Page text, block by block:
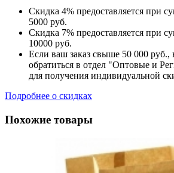
Скидка 4% предоставляется при
5000 руб.
Скидка 7% предоставляется при
10000 руб.
Если ваш заказ свыше 50 000 руб.,
обратиться в отдел "Оптовые и
для получения индивидуальной
Подробнее о скидках
Похожие товары